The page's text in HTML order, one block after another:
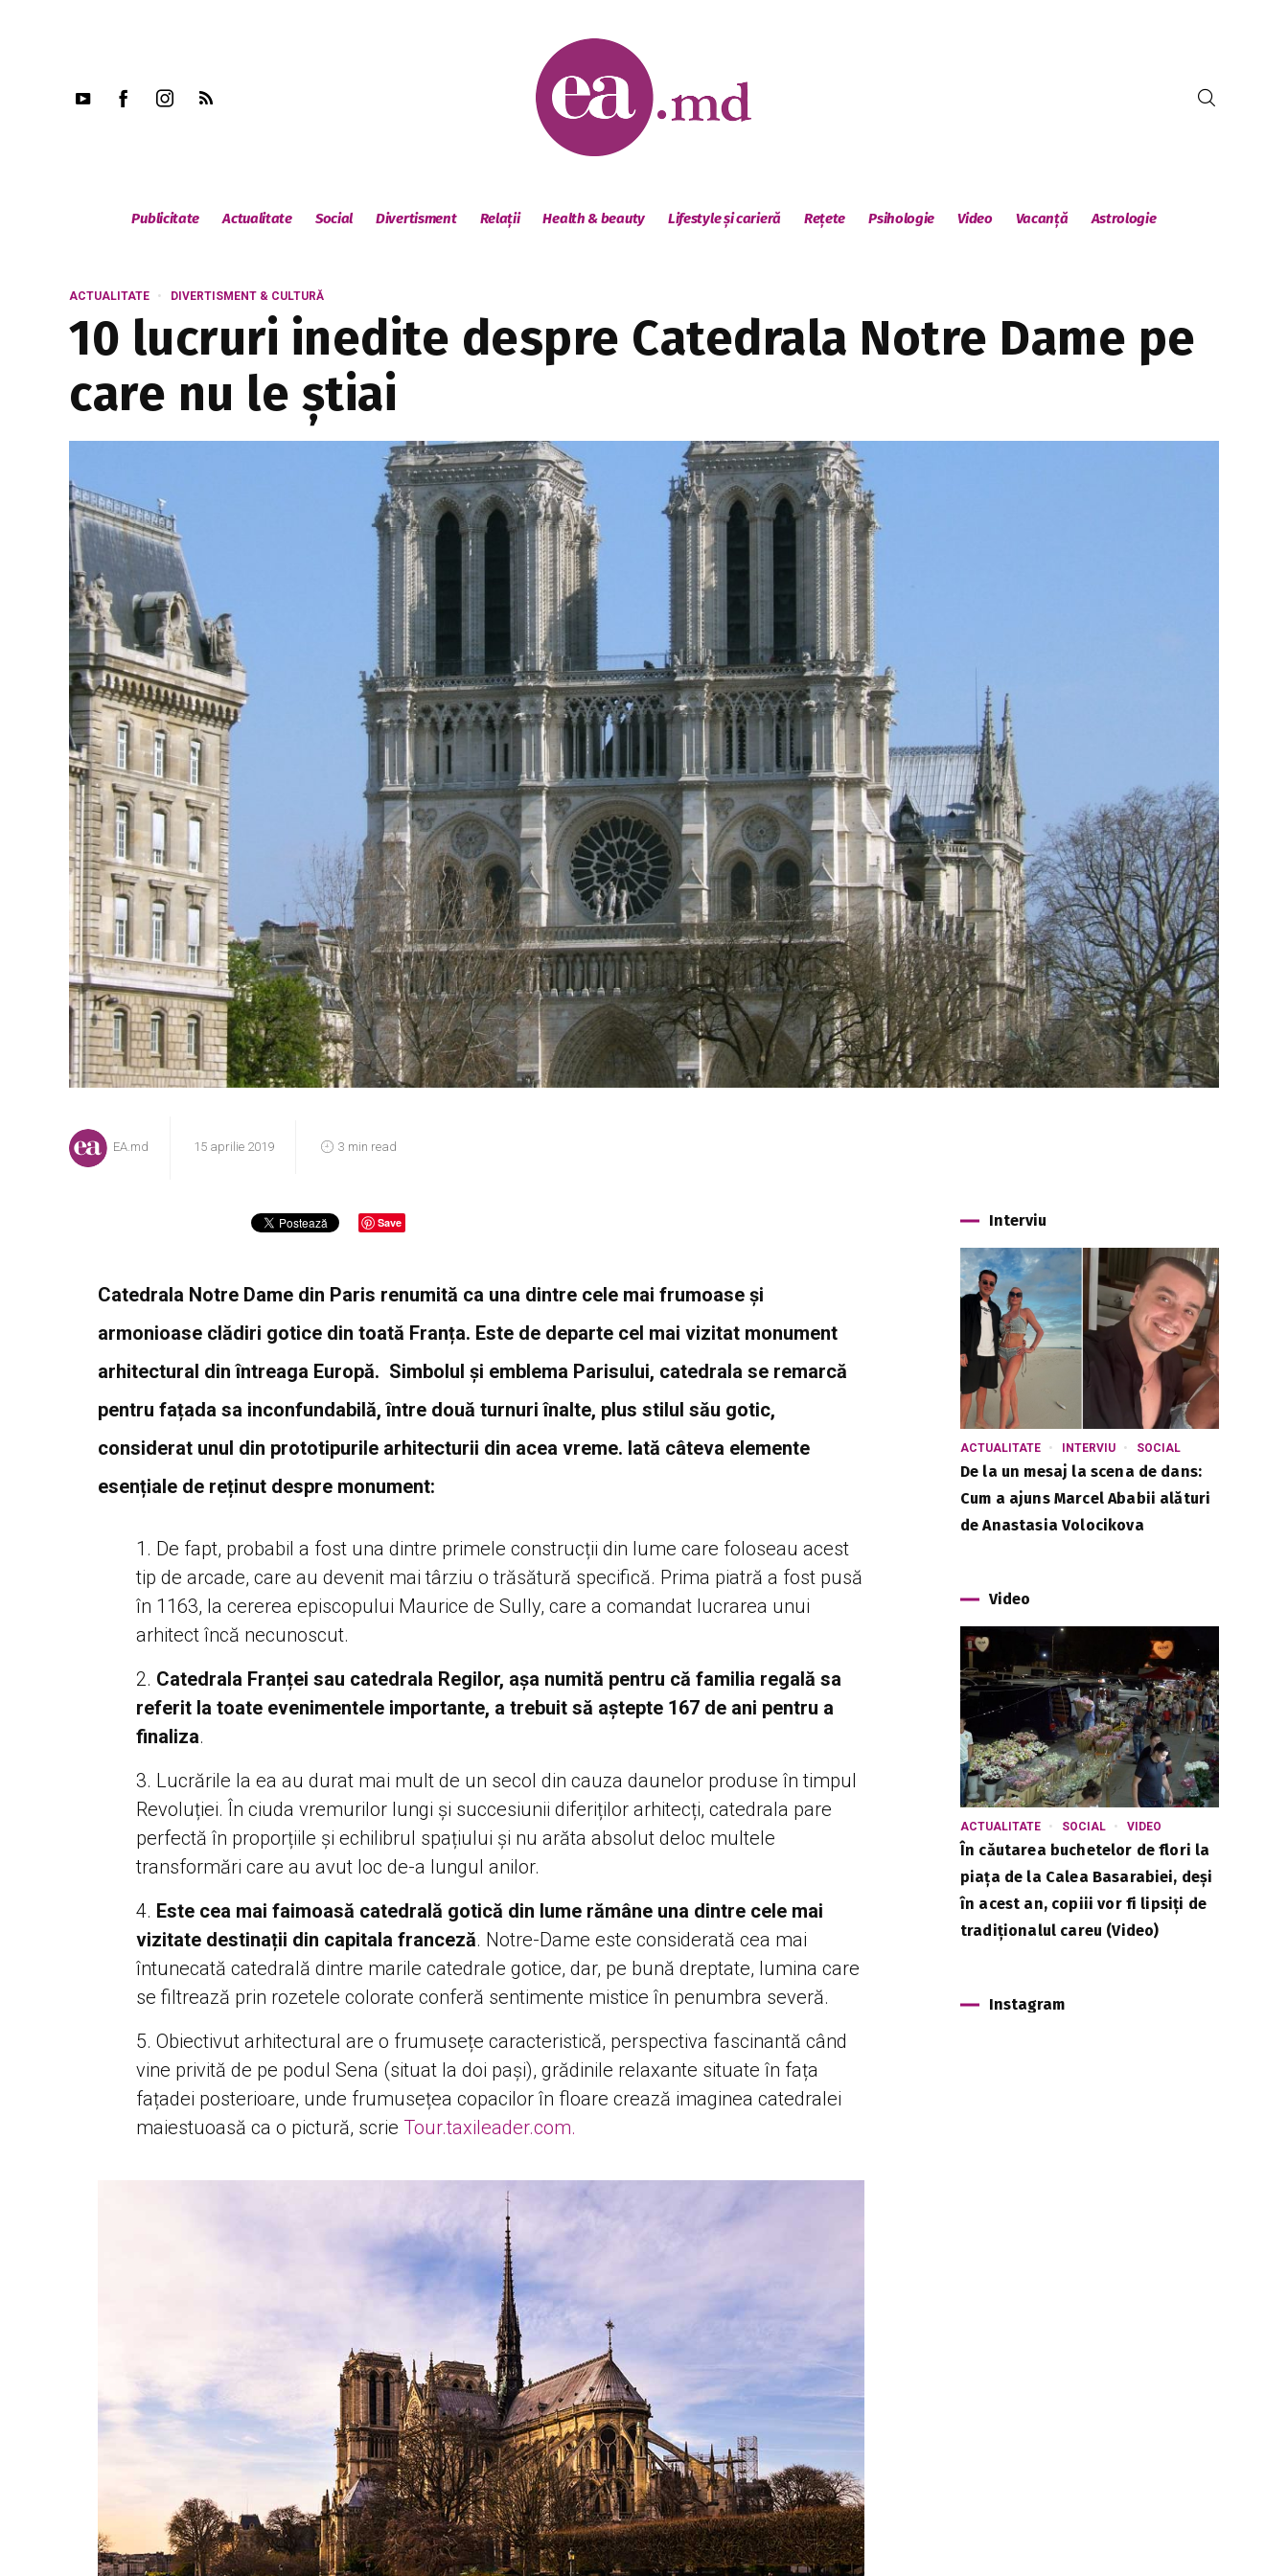
Publicitate Actualitate Social Divertisment Relații Health & beauty Lifestyle și carieră Rețete Psihologie Video Vacanță Astrologie
ACTUALITATE DIVERTISMENT & CULTURĂ
10 lucruri inedite despre Catedrala Notre Dame pe
care nu le știai
EA.md 15 aprilie 2019 3 min read
Save
Catedrala Notre Dame din Paris renumită ca una dintre cele mai frumoase și
armonioase clădiri gotice din toată Franța. Este de departe cel mai vizitat monument
arhitectural din întreaga Europă. Simbolul și emblema Parisului, catedrala se remarcă
pentru fațada sa inconfundabilă, între două turnuri înalte, plus stilul său gotic,
considerat unul din prototipurile arhitecturii din acea vreme. Iată câteva elemente
esențiale de reținut despre monument:
De fapt, probabil a fost una dintre primele construcții din lume care foloseau acest
tip de arcade, care au devenit mai târziu o trăsătură specifică. Prima piatră a fost pusă
în 1163, la cererea episcopului Maurice de Sully, care a comandat lucrarea unui
arhitect încă necunoscut.
Catedrala Franței sau catedrala Regilor, așa numită pentru că familia regală sa
referit la toate evenimentele importante, a trebuit să aștepte 167 de ani pentru a
finaliza.
Lucrările la ea au durat mai mult de un secol din cauza daunelor produse în timpul
Revoluției. În ciuda vremurilor lungi și succesiunii diferiților arhitecți, catedrala pare
perfectă în proporțiile și echilibrul spațiului și nu arăta absolut deloc multele
transformări care au avut loc de-a lungul anilor.
Este cea mai faimoasă catedrală gotică din lume rămâne una dintre cele mai
vizitate destinații din capitala franceză. Notre-Dame este considerată cea mai
întunecată catedrală dintre marile catedrale gotice, dar, pe bună dreptate, lumina care
se filtrează prin rozetele colorate conferă sentimente mistice în penumbra severă.
Obiectivut arhitectural are o frumusețe caracteristică, perspectiva fascinantă când
vine privită de pe podul Sena (situat la doi pași), grădinile relaxante situate în fața
fațadei posterioare, unde frumusețea copacilor în floare crează imaginea catedralei
maiestuoasă ca o pictură, scrie Tour.taxileader.com.
Interviu
ACTUALITATE INTERVIU SOCIAL
De la un mesaj la scena de dans:
Cum a ajuns Marcel Ababii alături
de Anastasia Volocikova
Video
ACTUALITATE SOCIAL VIDEO
În căutarea buchetelor de flori la
piața de la Calea Basarabiei, deși
în acest an, copiii vor fi lipsiți de
tradiționalul careu (Video)
Instagram